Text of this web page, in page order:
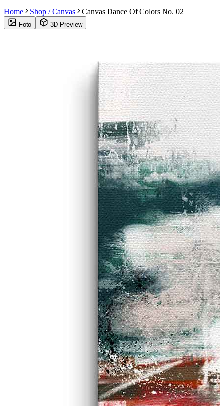
Home
Shop / Canvas Canvas Dance Of Colors No. 02
Foto 3D Preview